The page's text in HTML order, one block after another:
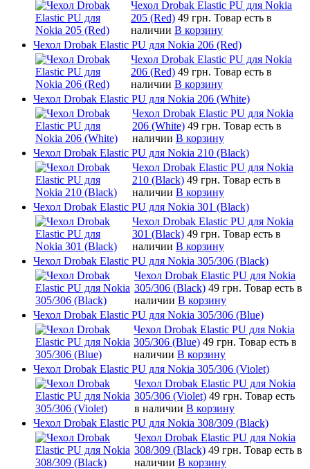
Чехол Drobak Elastic PU для Nokia
205 (Red) 49 грн. Товар есть в
наличии В корзину
Чехол Drobak Elastic PU для Nokia 206 (Red)
Чехол Drobak Elastic PU для Nokia
206 (Red) 49 грн. Товар есть в
наличии В корзину
Чехол Drobak Elastic PU для Nokia 206 (White)
Чехол Drobak Elastic PU для Nokia
206 (White) 49 грн. Товар есть в
наличии В корзину
Чехол Drobak Elastic PU для Nokia 210 (Black)
Чехол Drobak Elastic PU для Nokia
210 (Black) 49 грн. Товар есть в
наличии В корзину
Чехол Drobak Elastic PU для Nokia 301 (Black)
Чехол Drobak Elastic PU для Nokia
301 (Black) 49 грн. Товар есть в
наличии В корзину
Чехол Drobak Elastic PU для Nokia 305/306 (Black)
Чехол Drobak Elastic PU для Nokia
305/306 (Black) 49 грн. Товар есть в
наличии В корзину
Чехол Drobak Elastic PU для Nokia 305/306 (Blue)
Чехол Drobak Elastic PU для Nokia
305/306 (Blue) 49 грн. Товар есть в
наличии В корзину
Чехол Drobak Elastic PU для Nokia 305/306 (Violet)
Чехол Drobak Elastic PU для Nokia
305/306 (Violet) 49 грн. Товар есть
в наличии В корзину
Чехол Drobak Elastic PU для Nokia 308/309 (Black)
Чехол Drobak Elastic PU для Nokia
308/309 (Black) 49 грн. Товар есть в
наличии В корзину